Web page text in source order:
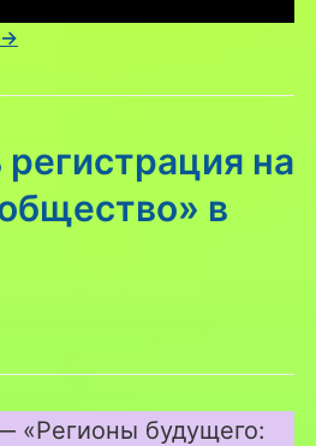
→
на
в
«Регионы будущего: